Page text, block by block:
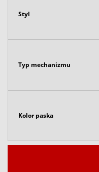
Styl
Typ mechanizmu
Kolor paska